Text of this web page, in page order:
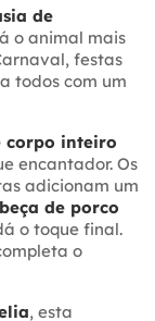
de
o animal mais
festas
todos com um
corpo inteiro
encantador. Os
adicionam um
de porco
o toque final.
o
, esta